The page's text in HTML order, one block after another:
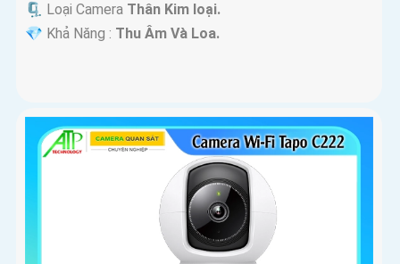
🗜️ Loại Camera Thân Kim loại.
️💎 Khả Năng : Thu Âm Và Loa.